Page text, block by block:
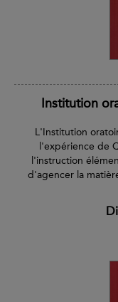
Institution
L'Institution
l'expérience de
l'instruction
d'agencer la